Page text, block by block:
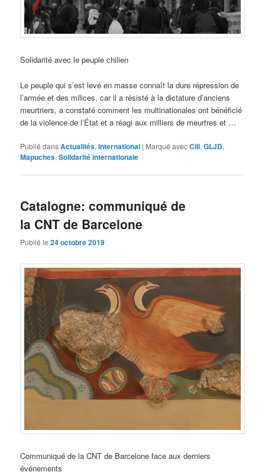
Solidarité avec le peuple chilien
Le peuple qui s’est levé en masse connaît la dure répression de
l’armée et des milices, car il a résisté à la dictature d’anciens
meurtriers, a constaté comment les multinationales ont bénéficié
de la violence de l’État et a réagi aux milliers de meurtres et …
Publié dansActualités,International | Marqué avecCili,GLJD,
Mapuches,Solidarité internationale
Catalogne: communiqué de
la CNT de Barcelone
Publié le24 octobre 2019
Communiqué de la CNT de Barcelone face aux derniers
événements